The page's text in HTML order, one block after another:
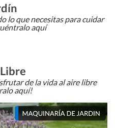
lo que necesitas para cuidar
aquí
de la vida al aire libre
aquí!